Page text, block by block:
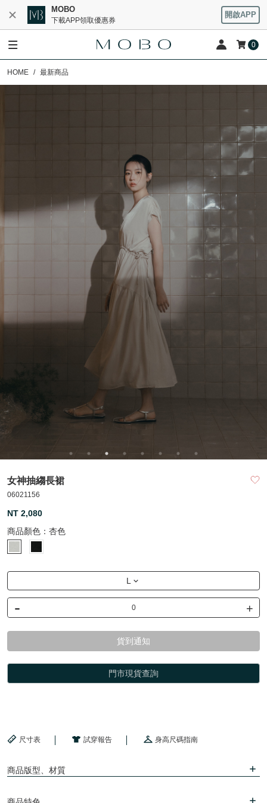
MOBO
下載APP領取優惠券
開啟APP
0
HOME 最新商品
女神抽縐長裙
06021156
NT 2,080
商品顏色： 杏色
L
- +
貨到通知
門市現貨查詢
尺寸表 試穿報告 身高尺碼指南
商品版型、材質